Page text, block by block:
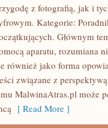
z fotografią, jak i
Kategorie:
Głównym
aparatu, rozumiana
również jako forma
związane z
MalwinaAtras.pl może
[ Read More ]